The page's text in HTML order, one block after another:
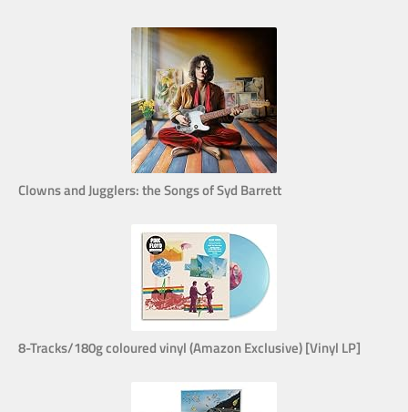
Clowns and Jugglers: the Songs of Syd Barrett
8-Tracks/180g coloured vinyl (Amazon Exclusive) [Vinyl LP]